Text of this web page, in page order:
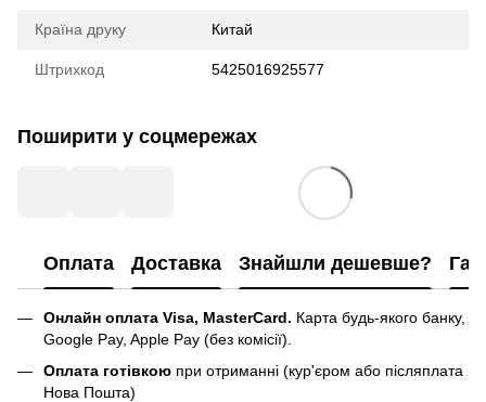
Країна друку Китай
Штрихкод 5425016925577
Поширити у соцмережах
Оплата Доставка Знайшли дешевше?
Онлайн оплата Visa, MasterCard. Карта будь-якого банку,
Google Pay, Apple Pay (без комісії).
Оплата готівкою при отриманні (кур'єром або післяплата
Нова Пошта)